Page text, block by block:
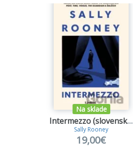
Na sklade
Intermezzo (slovenský jazyk)
Sally Rooney
19,00€